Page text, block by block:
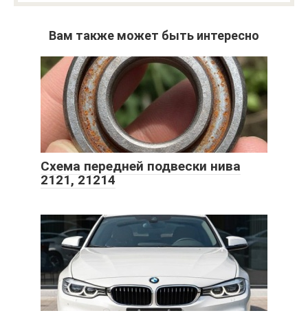
Вам также может быть интересно
Схема передней подвески нива
2121, 21214